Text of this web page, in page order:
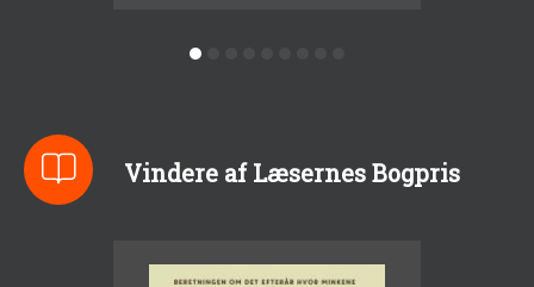
Vindere af Læsernes Bogpris